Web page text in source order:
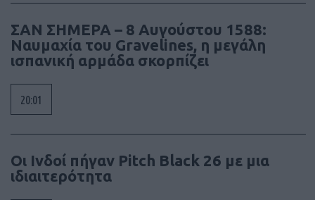
ΣΑΝ ΣΗΜΕΡΑ – 8 Αυγούστου 1588:
Ναυμαχία του Gravelines, η μεγάλη
ισπανική αρμάδα σκορπίζει
20:01
Οι Ινδοί πήγαν Pitch Black 26 με μια
ιδιαιτερότητα